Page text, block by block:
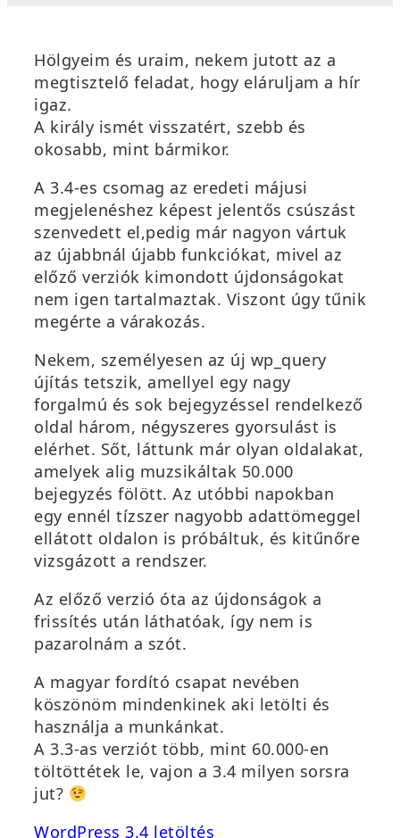
Hölgyeim és uraim, nekem jutott az a
megtisztelő feladat, hogy eláruljam a hír
igaz.
A király ismét visszatért, szebb és
okosabb, mint bármikor.
A 3.4-es csomag az eredeti májusi
megjelenéshez képest jelentős csúszást
szenvedett el,pedig már nagyon vártuk
az újabbnál újabb funkciókat, mivel az
előző verziók kimondott újdonságokat
nem igen tartalmaztak. Viszont úgy tűnik
megérte a várakozás.
Nekem, személyesen az új wp_query
újítás tetszik, amellyel egy nagy
forgalmú és sok bejegyzéssel rendelkező
oldal három, négyszeres gyorsulást is
elérhet. Sőt, láttunk már olyan oldalakat,
amelyek alig muzsikáltak 50.000
bejegyzés fölött. Az utóbbi napokban
egy ennél tízszer nagyobb adattömeggel
ellátott oldalon is próbáltuk, és kitűnőre
vizsgázott a rendszer.
Az előző verzió óta az újdonságok a
frissítés után láthatóak, így nem is
pazarolnám a szót.
A magyar fordító csapat nevében
köszönöm mindenkinek aki letölti és
használja a munkánkat.
A 3.3-as verziót több, mint 60.000-en
töltöttétek le, vajon a 3.4 milyen sorsra
jut?
WordPress 3.4 letöltés